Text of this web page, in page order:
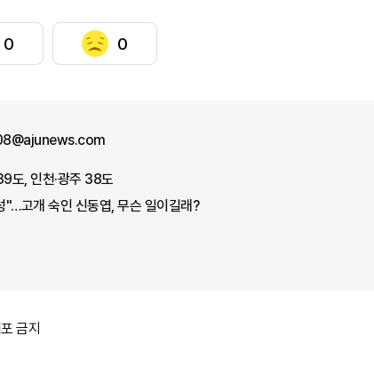
0 0
도, 인천·광주 38도
"…고개 숙인 신동엽, 무슨 일이길래?
금지